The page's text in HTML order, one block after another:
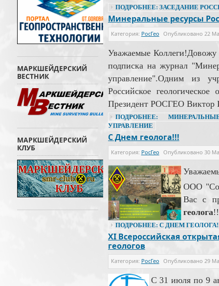
ПОДРОБНЕЕ: ЗАСЕДАНИЕ
Минеральные ресурсы
Категория: РосГео Опубликовано 22
Уважаемые Коллеги!Довожу
подписка на журнал
управление".Одним из
Российское
Президент РОСГЕО Виктор
ПОДРОБНЕЕ:
УПРАВЛЕНИЕ
С Днем геолога!!!
Категория: РосГео Опубликовано 30
ООО
Вас с
геолога
ПОДРОБНЕЕ: С ДНЕМ
XI Всероссийская
геологов
Категория: РосГео Опубликовано 29
С 31 июля по 9
МАРКШЕЙДЕРСКИЙ
ВЕСТНИК
МАРКШЕЙДЕРСКИЙ
КЛУБ